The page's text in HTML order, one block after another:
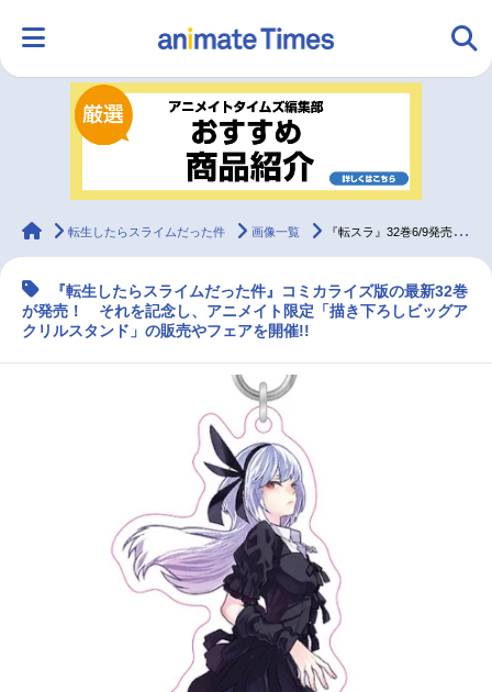
ランキング アニメ
ラジオ グッズ
マンガ・ラノベ ゲーム・アプリ 音楽 コスプレ
トレンド
声優記事一覧
アニメ映画一覧 実写化映画一覧
今期アニメ曜日別一覧
夏アニメ
冬アニメ
animateTimes
転生したらスライムだった件 画像一覧 『転スラ』32巻6/9発売、アニメイトでは受注生産商品販売など有
『転生したらスライムだった件』コミカライズ版の最新32巻
が発売！ それを記念し、アニメイト限定「描き下ろしビッグア
クリルスタンド」の販売やフェアを開催!!